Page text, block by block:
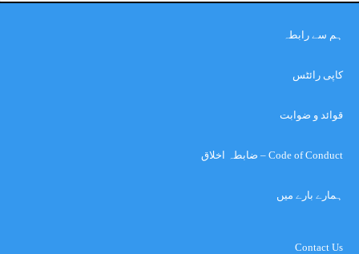
ہم سے رابطہ
کاپی رائٹس
قوائد و ضوابت
Code of Conduct – ضابطہ اخلاق
ہمارے بارے میں
Contact Us